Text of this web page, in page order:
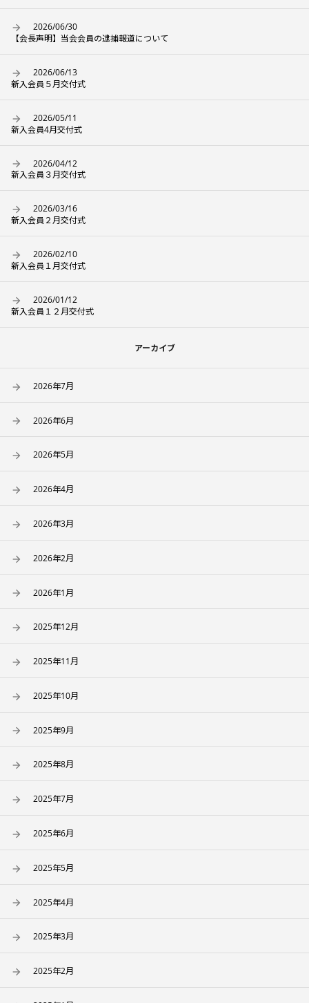
2026/06/30
【会長声明】当会会員の逮捕報道について
2026/06/13
新入会員５月交付式
2026/05/11
新入会員4月交付式
2026/04/12
新入会員３月交付式
2026/03/16
新入会員２月交付式
2026/02/10
新入会員１月交付式
2026/01/12
新入会員１２月交付式
アーカイブ
2026年7月
2026年6月
2026年5月
2026年4月
2026年3月
2026年2月
2026年1月
2025年12月
2025年11月
2025年10月
2025年9月
2025年8月
2025年7月
2025年6月
2025年5月
2025年4月
2025年3月
2025年2月